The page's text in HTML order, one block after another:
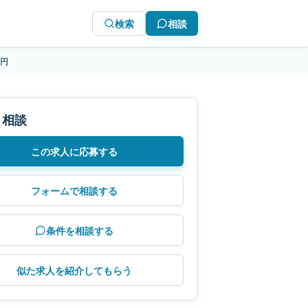
検索 相談
談
この求人に応募する
フォームで相談する
条件を相談する
似た求人を紹介してもらう